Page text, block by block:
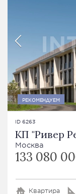
РЕКОМЕНДУЕМ
ID 6263
КП "Ривер
Москва
133 080
Квартира